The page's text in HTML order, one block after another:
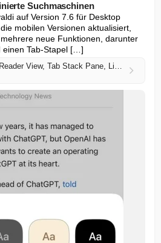
Suchmaschinen
auf Version 7.6 für Desktop
mobilen Versionen aktualisiert,
neue Funktionen, darunter
einen Tab-Stapel […]
Vivaldi for iOS gets Reader View, Tab Stack Pane, Link Previews, Custom Search Engines